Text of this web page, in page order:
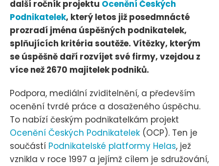
další ročník projektu Ocenění Českých
Podnikatelek, který letos již posedmnácté
prozradí jména úspěšných podnikatelek,
splňujících kritéria soutěže. Vítězky, kterým
se úspěšně daří rozvíjet své firmy, vzejdou z
více než 2670 majitelek podniků.
Podpora, mediální zviditelnění, a především
ocenění tvrdé práce a dosaženého úspěchu.
To nabízí českým podnikatelkám projekt
Ocenění Českých Podnikatelek (OCP). Ten je
součástí Podnikatelské platformy Helas, jež
vznikla v roce 1997 a jejímž cílem je sdružování,